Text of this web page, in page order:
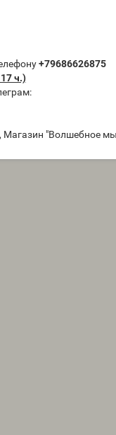
+79686626875
ч.)
"Волшебное